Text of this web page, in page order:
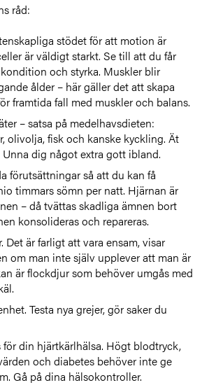
råd:
stödet för att motion är
är väldigt starkt. Se till att du får
och styrka. Muskler blir
ålder – här gäller det att skapa
framtida fall med muskler och balans.
– satsa på medelhavsdieten:
olivolja, fisk och kanske kyckling. Ät
dig något extra gott ibland.
förutsättningar så att du kan få
timmars sömn per natt. Hjärnan är
– då tvättas skadliga ämnen bort
konsolideras och repareras.
Det är farligt att vara ensam, visar
om man inte själv upplever att man är
är flockdjur som behöver umgås med
Testa nya grejer, gör saker du
din hjärtkärlhälsa. Högt blodtryck,
och diabetes behöver inte ge
Gå på dina hälsokontroller.